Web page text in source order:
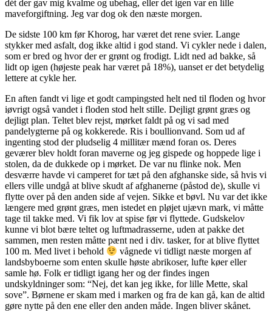
dét der gav mig kvalme og ubehag, eller det igen var en lille
maveforgiftning. Jeg var dog ok den næste morgen.
De sidste 100 km før Khorog, har været det rene svier. Lange
stykker med asfalt, dog ikke altid i god stand. Vi cykler nede i dalen,
som er bred og hvor der er grønt og frodigt. Lidt ned ad bakke, så
lidt op igen (højeste peak har været på 18%), uanset er det betydelig
lettere at cykle her.
En aften fandt vi lige et godt campingsted helt ned til floden og hvor
iøvrigt også vandet i floden stod helt stille. Dejligt grønt græs og
dejligt plan. Teltet blev rejst, mørket faldt på og vi sad med
pandelygterne på og kokkerede. Ris i boullionvand. Som ud af
ingenting stod der pludselig 4 millitær mænd foran os. Deres
geværer blev holdt foran maverne og jeg gispede og hoppede lige i
stolen, da de dukkede op i mørket. De var nu flinke nok. Men
desværre havde vi camperet for tæt på den afghanske side, så hvis vi
ellers ville undgå at blive skudt af afghanerne (påstod de), skulle vi
flytte over på den anden side af vejen. Sikke et bøvl. Nu var det ikke
længere med grønt græs, men istedet en pløjet ujævn mark, vi måtte
tage til takke med. Vi fik lov at spise før vi flyttede. Gudskelov
kunne vi blot bære teltet og luftmadrasserne, uden at pakke det
sammen, men resten måtte pænt ned i div. tasker, for at blive flyttet
100 m. Med livet i behold
vågnede vi tidligt næste morgen af
landsbyboerne som enten skulle høste abrikoser, lufte køer eller
samle hø. Folk er tidligt igang her og der findes ingen
undskyldninger som: “Nej, det kan jeg ikke, for lille Mette, skal
sove”. Børnene er skam med i marken og fra de kan gå, kan de altid
gøre nytte på den ene eller den anden måde. Ingen bliver skånet.